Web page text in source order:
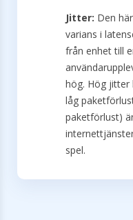
Jitter: Den
varians i
från enhet till
hög. Hög jitter
låg
paketförlust)
spel.